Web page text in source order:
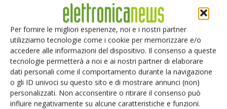
Per fornire le migliori esperienze, noi e i nostri partner
utilizziamo tecnologie come i cookie per memorizzare e/o
accedere alle informazioni del dispositivo. Il consenso a queste
tecnologie permetterà a noi e ai nostri partner di elaborare
dati personali come il comportamento durante la navigazione
o gli ID univoci su questo sito e di mostrare annunci (non)
personalizzati. Non acconsentire o ritirare il consenso può
influire negativamente su alcune caratteristiche e funzioni.
Separazione e virtualizzazione
Carmelo Loiacono - Green Hills Software- 8 Giugno 2017